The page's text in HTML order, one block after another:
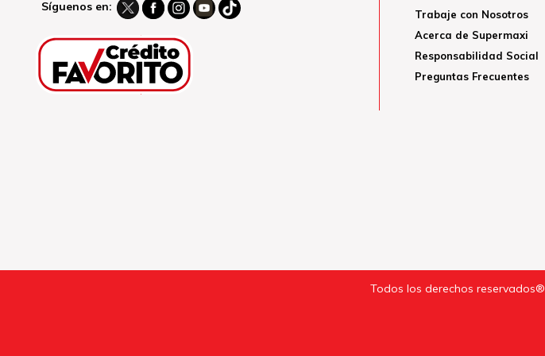
Síguenos en:
Trabaje con Nosotros
Acerca de Supermaxi
Responsabilidad Social
Preguntas Frecuentes
Todos los derechos reservados®